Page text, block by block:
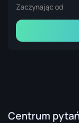
Zaczynając od
Centrum pytań